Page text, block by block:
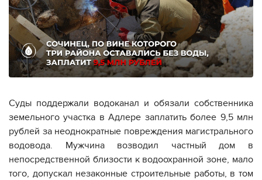
Cуды поддержали водоканал и обязали собственника
земельного участка в Адлере заплатить более 9,5 млн
рублей за неоднократные повреждения магистрального
водовода. Мужчина возводил частный дом в
непосредственной близости к водоохранной зоне, мало
того, допускал незаконные строительные работы, в том